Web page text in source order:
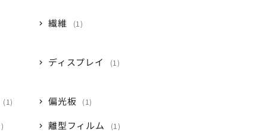
繊維 1
ディスプレイ 1
1 偏光板 1
離型フィルム 1